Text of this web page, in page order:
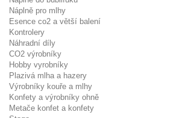
Náplně pro mlhy
Esence co2 a větší balení
Kontrolery
Náhradní díly
CO2 výrobníky
Hobby vyrobníky
Plazivá mlha a hazery
Výrobníky kouře a mlhy
Konfety a výrobníky ohně
Metače konfet a konfety